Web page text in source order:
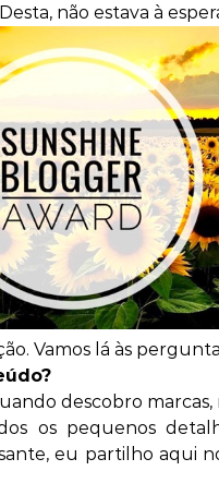
não estava à
Vamos lá às
descobro marcas,
os pequenos
eu partilho aqui